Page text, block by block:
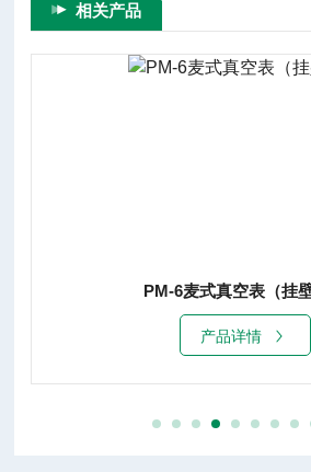
相关产品
PM-6麦式真空表（挂壁
产品详情